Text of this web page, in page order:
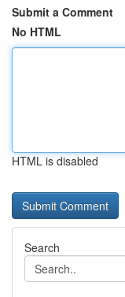
Submit a Comment
No HTML
HTML is disabled
Search